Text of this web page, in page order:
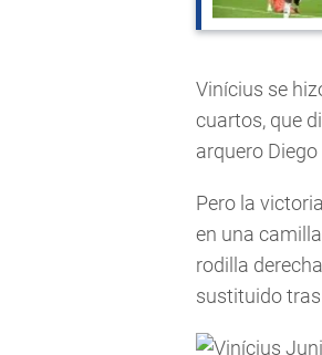
Vinícius se
cuartos, que
arquero
Pero la
en una
rodilla
sustituido